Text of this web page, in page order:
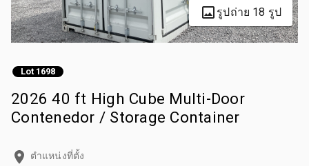
รูปถ่าย 18 รูป
Lot 1698
2026 40 ft High Cube Multi-Door
Contenedor / Storage Container
ตำแหน่งที่ตั้ง